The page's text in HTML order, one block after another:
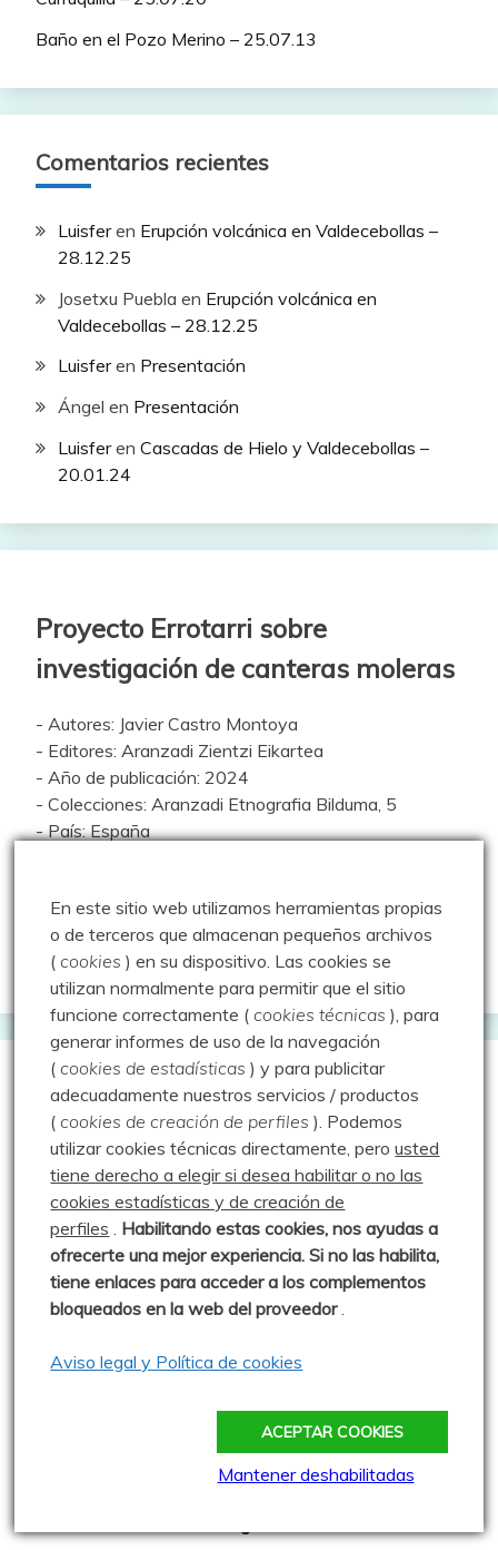
Baño en el Pozo Merino – 25.07.13
Comentarios recientes
Luisferen Erupción volcánica en Valdecebollas –
28.12.25
Josetxu Puebla en Erupción volcánica en
Valdecebollas – 28.12.25
Luisferen Presentación
Ángel en Presentación
Luisferen Cascadas de Hielo y Valdecebollas –
20.01.24
Proyecto Errotarri sobre
investigación de canteras moleras
- Autores: Javier Castro Montoya
- Editores: Aranzadi Zientzi Eikartea
- Año de publicación: 2024
- Colecciones: Aranzadi Etnografia Bilduma, 5
- País: España
Descarga el libro
Geocacheando
Aire libre y tecnología
Cache Face
Comepiedras geocaching blog
Geoardilla
Geocaching portugués
Geocaching Spain
Vacaché: Las rutas de MJ y Javi
En este sitio web utilizamos herramientas propias
o de terceros que almacenan pequeños archivos
(cookies ) en su dispositivo. Las cookies se
utilizan normalmente para permitir que el sitio
funcione correctamente (cookies técnicas ), para
generar informes de uso de la navegación
(cookies de estadísticas ) y para publicitar
adecuadamente nuestros servicios / productos
(cookies de creación de perfiles ). Podemos
utilizar cookies técnicas directamente, perousted
tiene derecho a elegir si desea habilitar o no las
cookies estadísticas y de creación de
perfiles . Habilitando estas cookies, nos ayudas a
ofrecerte una mejor experiencia. Si no las habilita,
tiene enlaces para acceder a los complementos
bloqueados en la web del proveedor.
Aviso legal y Política de cookies
ACEPTAR COOKIES
Mantener deshabilitadas